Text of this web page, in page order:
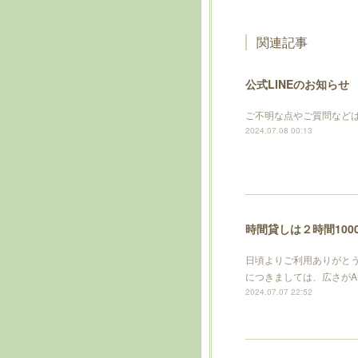
関連記事
公式LINEのお知らせ
ご不明な点やご質問など
2024.07.08 00:13
時間貸しは２時間
日頃よりご利用ありがと
につきましては、広さが
2024.07.07 22:52